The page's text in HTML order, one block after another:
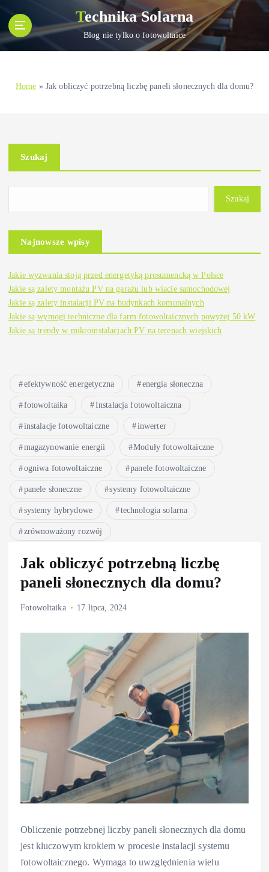
i
n
Technika Solarna
Blog nie tylko o fotowoltaice
Home » Jak obliczyć potrzebną liczbę paneli słonecznych dla domu?
Szukaj
Szukaj
Najnowsze wpisy
Jakie wyzwania stoją przed energetyką prosumencką w Polsce
Jakie są zalety montażu PV na garażu lub wiacie samochodowej
Jakie są zalety instalacji PV na budynkach komunalnych
Jakie są wymogi techniczne dla farm fotowoltaicznych powyżej 50 kW
Jakie są trendy w mikroinstalacjach PV na terenach wiejskich
efektywność energetyczna energia słoneczna
fotowoltaika Instalacja fotowoltaiczna
instalacje fotowoltaiczne inwerter
magazynowanie energii Moduły fotowoltaiczne
ogniwa fotowoltaiczne panele fotowoltaiczne
panele słoneczne systemy fotowoltaiczne
systemy hybrydowe technologia solarna
zrównoważony rozwój
Jak obliczyć potrzebną liczbę
paneli słonecznych dla domu?
Fotowoltaika 17 lipca, 2024
Obliczenie potrzebnej liczby paneli słonecznych dla domu
jest kluczowym krokiem w procesie instalacji systemu
fotowoltaicznego. Wymaga to uwzględnienia wielu